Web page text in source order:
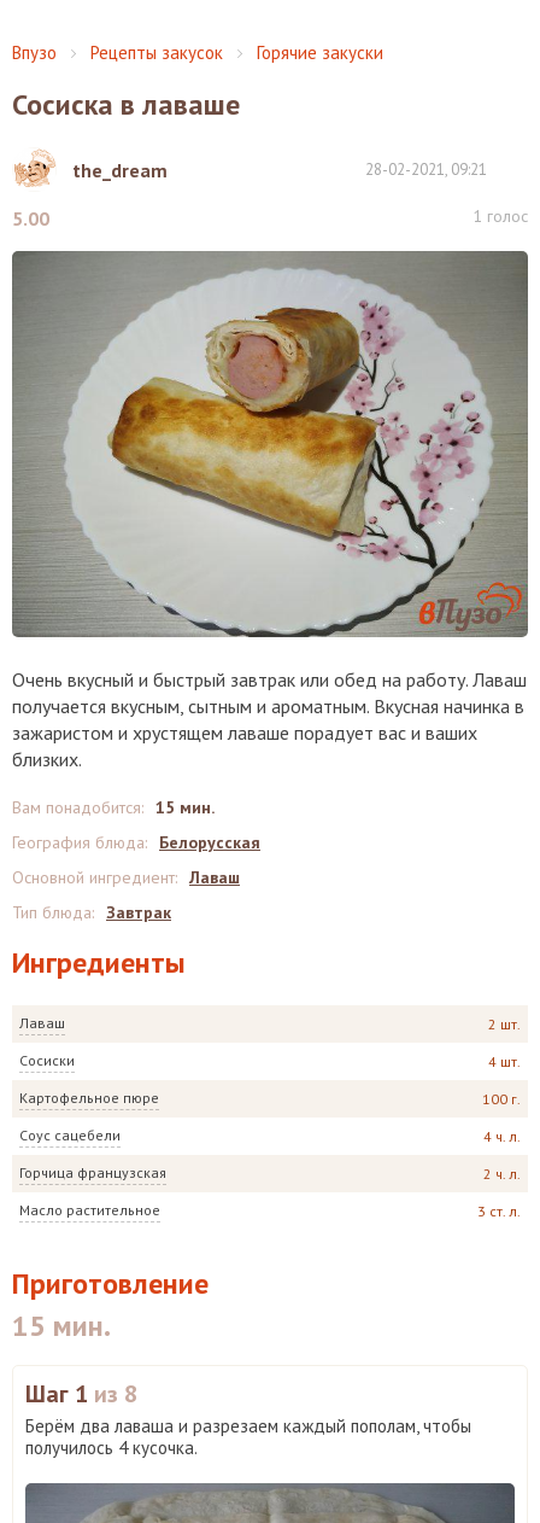
Впузо Рецепты закусок Горячие закуски
Сосиска в лаваше
the_dream 28-02-2021, 09:21
5.00 1 голос
Очень вкусный и быстрый завтрак или обед на работу. Лаваш
получается вкусным, сытным и ароматным. Вкусная начинка в
зажаристом и хрустящем лаваше порадует вас и ваших
близких.
Ингредиенты
Лаваш 2 шт.
Сосиски 4 шт.
Картофельное пюре 100 г.
Соус сацебели 4 ч. л.
Горчица французская 2 ч. л.
Масло растительное 3 ст. л.
Вам понадобится: 15 мин.
География блюда:
Белорусская
Основной ингредиент: Лаваш
Тип блюда: Завтрак
Приготовление
15 мин.
Шаг 1 из 8
Берём два лаваша и разрезаем каждый пополам, чтобы
получилось 4 кусочка.